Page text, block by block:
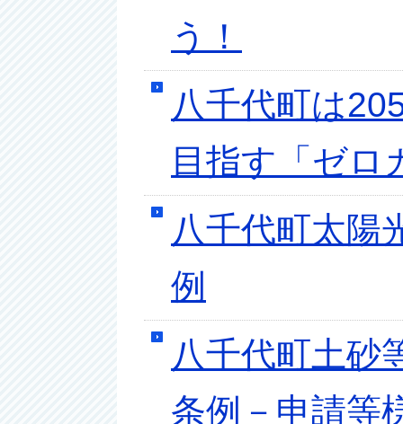
う！
八千代町は
目指す「ゼロ
八千代町太陽
例
八千代町土砂
条例－申請等